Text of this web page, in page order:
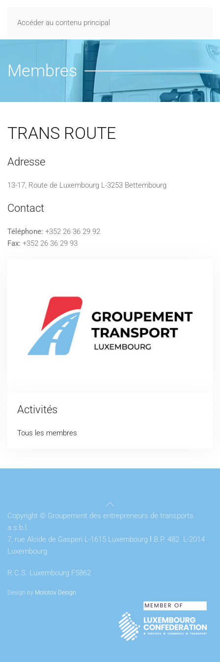
Accéder au contenu principal
Membres
TRANS ROUTE
Adresse
13-17, Route de Luxembourg L-3253 Bettembourg
Contact
Téléphone: +352 26 36 29 92
Fax: +352 26 36 29 93
Activités
Tous les membres
Copyright © Groupement des entrepreneurs de transports
a.s.b.l.
7, rue Alcide de Gasperi L-1615 Luxembourg
B.P. 482 L-2014
Luxembourg
R.C.S. Luxembourg F5862
Design by Molotov Design